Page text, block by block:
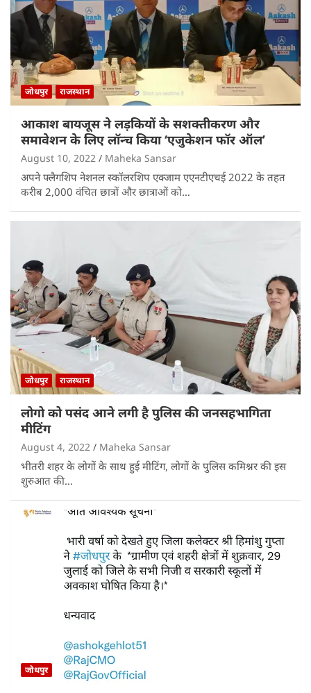
जोधपुर राजस्थान
आकाश बायजूस ने लड़कियों के सशक्तीकरण और
समावेशन के लिए लॉन्च किया ‘एजुकेशन फॉर ऑल’
August 10, 2022 Maheka Sansar
अपने फ्लैगशिप नेशनल स्कॉलरशिप एक्जाम एएनटीएचई 2022 के तहत
करीब 2,000 वंचित छात्रों और छात्राओं को…
जोधपुर राजस्थान
लोगो को पसंद आने लगी है पुलिस की जनसहभागिता
मीटिंग
August 4, 2022 Maheka Sansar
भीतरी शहर के लोगों के साथ हुई मीटिंग, लोगों के पुलिस कमिश्नर की इस
शुरुआत की…
जोधपुर